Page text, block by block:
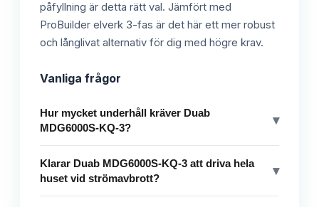
påfyllning är detta rätt val. Jämfört med
ProBuilder elverk 3-fas är det här ett mer robust
och långlivat alternativ för dig med högre krav.
Vanliga frågor
Hur mycket underhåll kräver Duab
MDG6000S-KQ-3?
▾
Klarar Duab MDG6000S-KQ-3 att driva hela
huset vid strömavbrott?
▾